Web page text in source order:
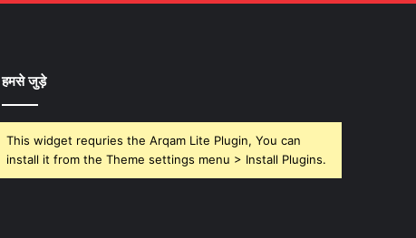
हमसे जुड़े
This widget requries the Arqam Lite Plugin, You can
install it from the Theme settings menu > Install Plugins.